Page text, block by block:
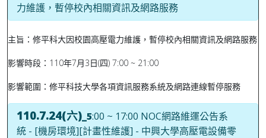
力維護，暫停校內相關資訊及網路服務
主旨：修平科大因校園高壓電力維護，暫停校內相關資訊及網路服務
影響時段：110年7月3日(四) 7:00 ~ 21:00
影響範圍：修平科技大學各項資訊服務系統及網路連線暫停服務
110.7.24(六) _5:00 ~ 17:00 NOC網路維運公告系
統 - [機房環境][計畫性維護] - 中興大學高壓電設備零